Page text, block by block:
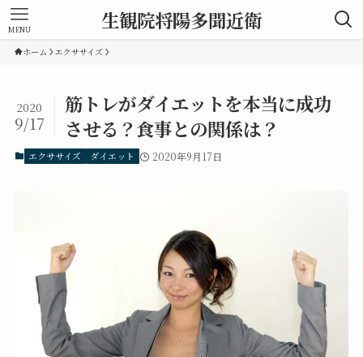
生観院将陽多聞近衛
MENU
ホーム エクササイズ
筋トレがダイエットを本当に成功
させる？食事との関係は？
2020
9/17
エクササイズ ダイエット 2020年9月17日